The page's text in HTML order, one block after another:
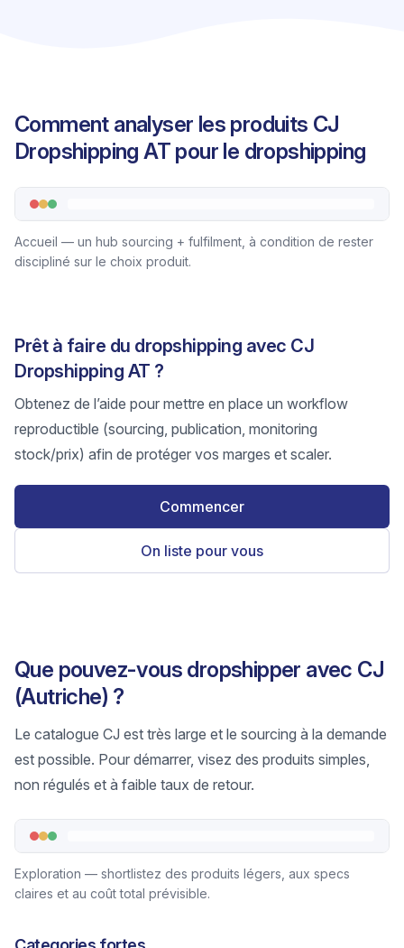
Comment analyser les produits CJ
Dropshipping AT pour le dropshipping
Accueil — un hub sourcing + fulfilment, à condition de rester
discipliné sur le choix produit.
Prêt à faire du dropshipping avec CJ
Dropshipping AT ?
Obtenez de l’aide pour mettre en place un workflow
reproductible (sourcing, publication, monitoring
stock/prix) afin de protéger vos marges et scaler.
Commencer
On liste pour vous
Que pouvez-vous dropshipper avec CJ
(Autriche) ?
Le catalogue CJ est très large et le sourcing à la demande
est possible. Pour démarrer, visez des produits simples,
non régulés et à faible taux de retour.
Exploration — shortlistez des produits légers, aux specs
claires et au coût total prévisible.